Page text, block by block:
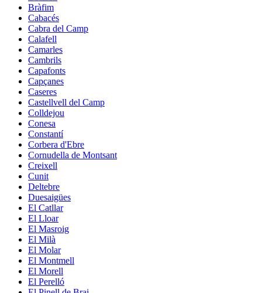
Bràfim
Cabacés
Cabra del Camp
Calafell
Camarles
Cambrils
Capafonts
Capçanes
Caseres
Castellvell del Camp
Colldejou
Conesa
Constantí
Corbera d'Ebre
Cornudella de Montsant
Creixell
Cunit
Deltebre
Duesaigües
El Catllar
El Lloar
El Masroig
El Milà
El Molar
El Montmell
El Morell
El Perelló